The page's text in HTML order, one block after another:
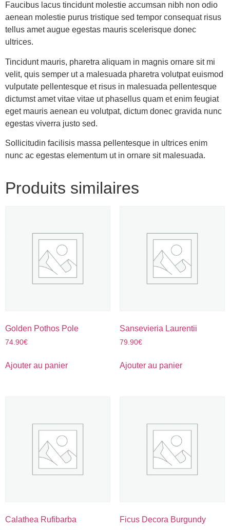
Faucibus lacus tincidunt molestie accumsan nibh non odio
aenean molestie purus tristique sed tempor consequat risus
tellus amet augue egestas mauris scelerisque donec
ultrices.
Tincidunt mauris, pharetra aliquam in magnis ornare sit mi
velit, quis semper ut a malesuada pharetra volutpat euismod
vulputate pellentesque et risus in malesuada pellentesque
dictumst amet vitae vitae ut phasellus quam et enim feugiat
eget mauris aenean eu volutpat, dictum donec gravida nunc
egestas viverra justo sed.
Sollicitudin facilisis massa pellentesque in ultrices enim
nunc ac egestas elementum ut in ornare sit malesuada.
Produits similaires
Golden Pothos Pole
74.90€
Ajouter au panier
Sansevieria Laurentii
79.90€
Ajouter au panier
Calathea Rufibarba Ficus Decora Burgundy